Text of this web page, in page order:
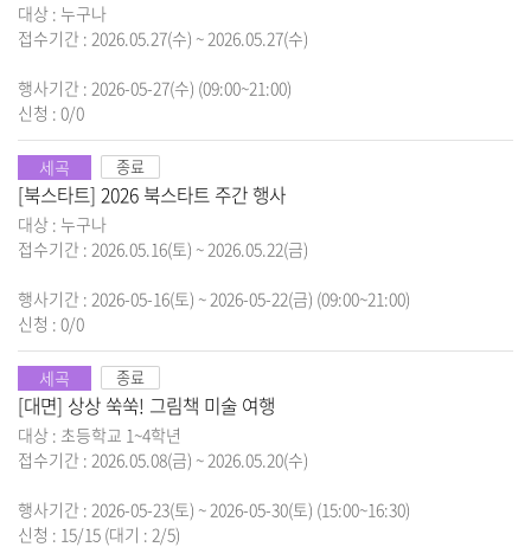
대상 : 누구나
접수기간 : 2026.05.27(수) ~ 2026.05.27(수)
행사기간 : 2026-05-27(수) (09:00~21:00)
신청 : 0/0
세곡
[북스타트] 2026 북스타트 주간 행사
대상 : 누구나
접수기간 : 2026.05.16(토) ~ 2026.05.22(금)
행사기간 : 2026-05-16(토) ~ 2026-05-22(금) (09:00~21:00)
신청 : 0/0
종료
세곡
[대면] 상상 쑥쑥! 그림책 미술 여행
대상 : 초등학교 1~4학년
접수기간 : 2026.05.08(금) ~ 2026.05.20(수)
행사기간 : 2026-05-23(토) ~ 2026-05-30(토) (15:00~16:30)
신청 : 15/15 (대기 : 2/5)
종료